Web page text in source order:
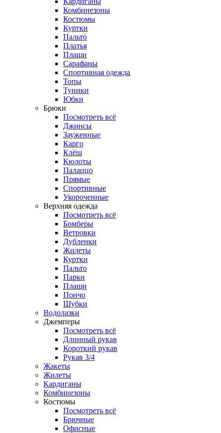
Комбинезоны
Костюмы
Куртки
Пальто
Платья
Плащи
Сарафаны
Спортивная одежда
Топы
Туники
Юбки
Брюки
Посмотреть всё
Джинсы
Зауженные
Карго
Клёш
Кюлоты
Палаццо
Прямые
Спортивные
Укороченные
Верхняя одежда
Посмотреть всё
Бомберы
Ветровки
Дубленки
Жилеты
Куртки
Пальто
Парки
Плащи
Пончо
Шубки
Водолазки
Джемперы
Посмотреть всё
Длинный рукав
Короткий рукав
Рукав 3/4
Жакеты
Жилеты
Кардиганы
Комбинезоны
Костюмы
Посмотреть всё
Брючные
Офисные